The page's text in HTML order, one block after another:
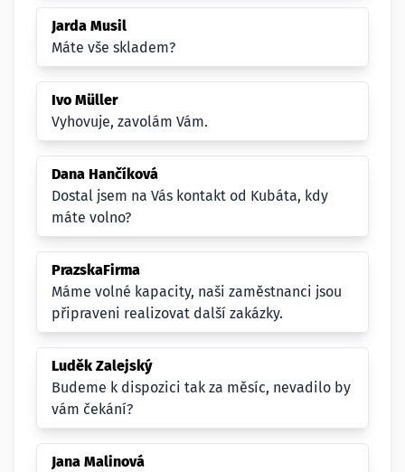
Jarda Musil
Máte vše skladem?
Ivo Müller
Vyhovuje, zavolám Vám.
Dana Hančíková
Dostal jsem na Vás kontakt od Kubáta, kdy
máte volno?
PrazskaFirma
Máme volné kapacity, naši zaměstnanci jsou
připraveni realizovat další zakázky.
Luděk Zalejský
Budeme k dispozici tak za měsíc, nevadilo by
vám čekání?
Jana Malinová